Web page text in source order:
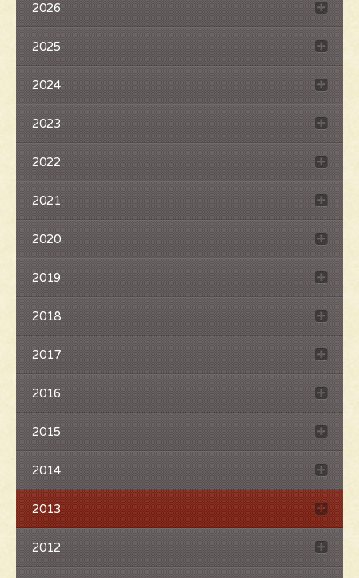
2026
2025
2024
2023
2022
2021
2020
2019
2018
2017
2016
2015
2014
2013
2012